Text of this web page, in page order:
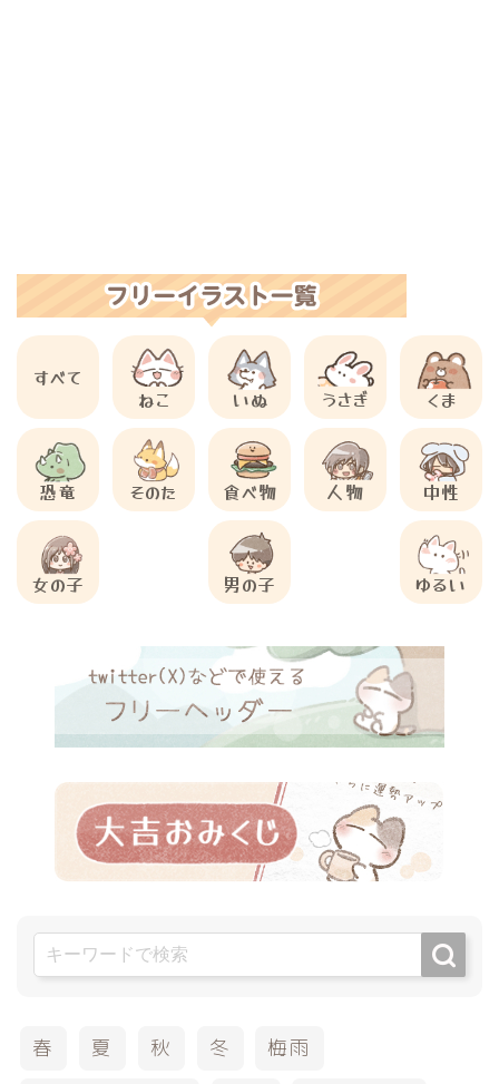
すべて
ねこ
いぬ うさぎ くま
恐竜 そのた 食べ物 人物 中性
女の子 男の子 ゆるい
春 夏 秋 冬
梅雨